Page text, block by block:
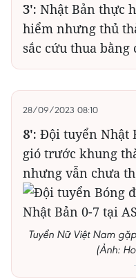
3': Nhật Bản thực
hiểm nhưng thủ
sắc cứu thua bằng
28/09/2023 08:10
8': Đội tuyển Nhật
gió trước khung
nhưng vẫn chưa
Tuyển Nữ Việt Nam
(Ảnh: